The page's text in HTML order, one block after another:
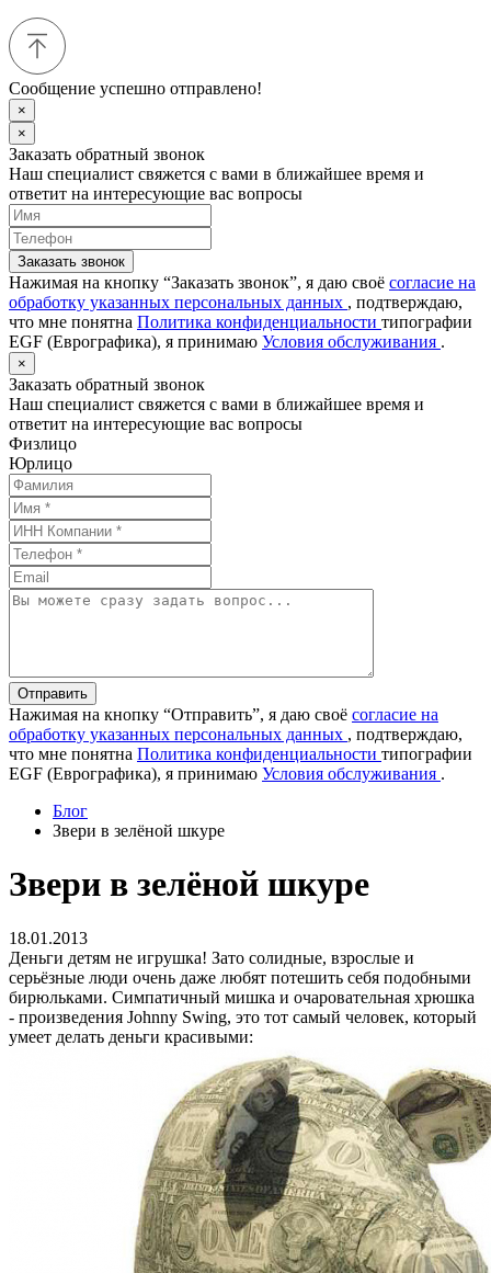
Сообщение успешно отправлено!
×
×
Заказать обратный звонок
Наш специалист свяжется с вами в ближайшее время и
ответит на интересующие вас вопросы
Заказать звонок
Нажимая на кнопку “Заказать звонок”, я даю своё согласие на
обработку указанных персональных данных , подтверждаю,
что мне понятна Политика конфиденциальности типографии
EGF (Еврографика), я принимаю Условия обслуживания .
×
Заказать обратный звонок
Наш специалист свяжется с вами в ближайшее время и
ответит на интересующие вас вопросы
Физлицо
Юрлицо
Отправить
Нажимая на кнопку “Отправить”, я даю своё согласие на
обработку указанных персональных данных , подтверждаю,
что мне понятна Политика конфиденциальности типографии
EGF (Еврографика), я принимаю Условия обслуживания .
Блог
Звери в зелёной шкуре
Звери в зелёной шкуре
18.01.2013
Деньги детям не игрушка! Зато солидные, взрослые и
серьёзные люди очень даже любят потешить себя подобными
бирюльками. Симпатичный мишка и очаровательная хрюшка
- произведения Johnny Swing, это тот самый человек, который
умеет делать деньги красивыми: